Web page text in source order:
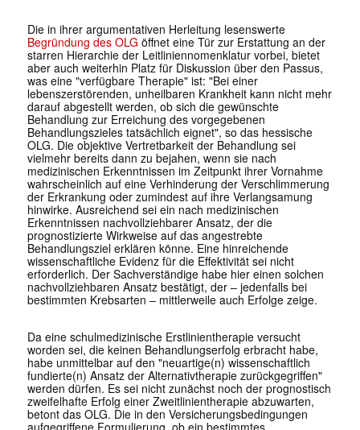
Die in ihrer argumentativen Herleitung lesenswerte
Begründung des OLG öffnet eine Tür zur Erstattung an der
starren Hierarchie der Leitliniennomenklatur vorbei, bietet
aber auch weiterhin Platz für Diskussion über den Passus,
was eine "verfügbare Therapie" ist: "Bei einer
lebenszerstörenden, unheilbaren Krankheit kann nicht mehr
darauf abgestellt werden, ob sich die gewünschte
Behandlung zur Erreichung des vorgegebenen
Behandlungszieles tatsächlich eignet", so das hessische
OLG. Die objektive Vertretbarkeit der Behandlung sei
vielmehr bereits dann zu bejahen, wenn sie nach
medizinischen Erkenntnissen im Zeitpunkt ihrer Vornahme
wahrscheinlich auf eine Verhinderung der Verschlimmerung
der Erkrankung oder zumindest auf ihre Verlangsamung
hinwirke. Ausreichend sei ein nach medizinischen
Erkenntnissen nachvollziehbarer Ansatz, der die
prognostizierte Wirkweise auf das angestrebte
Behandlungsziel erklären könne. Eine hinreichende
wissenschaftliche Evidenz für die Effektivität sei nicht
erforderlich. Der Sachverständige habe hier einen solchen
nachvollziehbaren Ansatz bestätigt, der – jedenfalls bei
bestimmten Krebsarten – mittlerweile auch Erfolge zeige.
Da eine schulmedizinische Erstlinientherapie versucht
worden sei, die keinen Behandlungserfolg erbracht habe,
habe unmittelbar auf den "neuartige(n) wissenschaftlich
fundierte(n) Ansatz der Alternativtherapie zurückgegriffen"
werden dürfen. Es sei nicht zunächst noch der prognostisch
zweifelhafte Erfolg einer Zweitlinientherapie abzuwarten,
betont das OLG. Die in den Versicherungsbedingungen